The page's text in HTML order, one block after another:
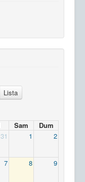
Lista
Sam
Dum
31 1 2
7 8 9